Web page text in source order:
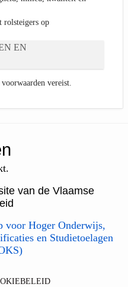
rolsteigers op
EN
vereist.
van de Vlaamse
voor Hoger Onderwijs,
en Studietoelagen